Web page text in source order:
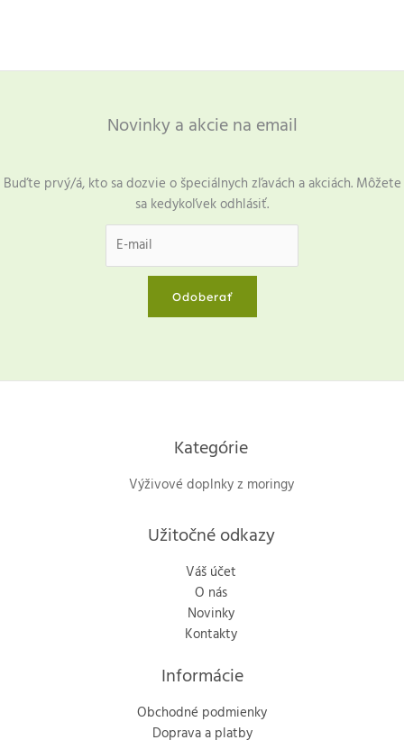
Novinky a akcie na email
Buďte prvý/á, kto sa dozvie o špeciálnych zľavách a akciách. Môžete
sa kedykoľvek odhlásiť.
Odoberať
Kategórie
Výživové doplnky z moringy
Užitočné odkazy
Váš účet
O nás
Novinky
Kontakty
Informácie
Obchodné podmienky
Doprava a platby